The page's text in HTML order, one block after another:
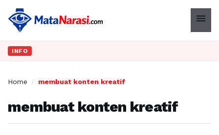
menu
INFO
Home / membuat konten kreatif
membuat konten kreatif